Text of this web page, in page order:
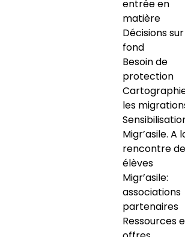
entrée en
matière
Décisions
fond
Besoin de
protection
les
Migr’asile. A
rencontre
élèves
Migr’asile:
associations
partenaires
Ressources